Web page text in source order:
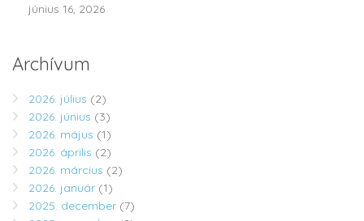
június 16, 2026
Archívum
2026. július (2)
2026. június (3)
2026. május (1)
2026. április (2)
2026. március (2)
2026. január (1)
2025. december (7)